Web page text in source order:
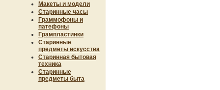
Макеты и модели
Старинные часы
Граммофоны и
патефоны
Грампластинки
Старинные
предметы искусства
Старинная бытовая
техника
Старинные
предметы быта